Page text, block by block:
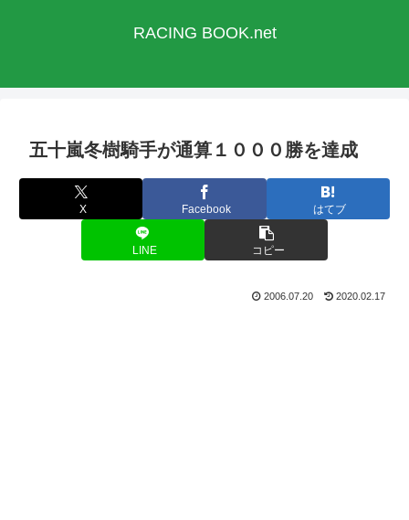
RACING BOOK.net
五十嵐冬樹騎手が通算１０００勝を達成
X Facebook はてブ
LINE コピー
2006.07.20 2020.02.17